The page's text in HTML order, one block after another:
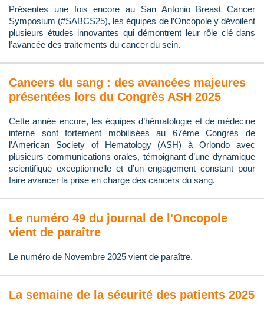
Présentes une fois encore au San Antonio Breast Cancer
Symposium (#SABCS25), les équipes de l’Oncopole y dévoilent
plusieurs études innovantes qui démontrent leur rôle clé dans
l’avancée des traitements du cancer du sein.
Cancers du sang : des avancées majeures
présentées lors du Congrès ASH 2025
Cette année encore, les équipes d’hématologie et de médecine
interne sont fortement mobilisées au 67ème Congrès de
l’American Society of Hematology (ASH) à Orlondo avec
plusieurs communications orales, témoignant d’une dynamique
scientifique exceptionnelle et d’un engagement constant pour
faire avancer la prise en charge des cancers du sang.
Le numéro 49 du journal de l'Oncopole
vient de paraître
Le numéro de Novembre 2025 vient de paraître.
La semaine de la sécurité des patients 2025